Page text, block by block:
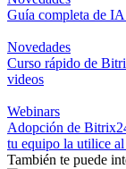
Guía completa de
Novedades
Curso rápido de
videos
Webinars
Adopción de
tu equipo la utilice
También te puede